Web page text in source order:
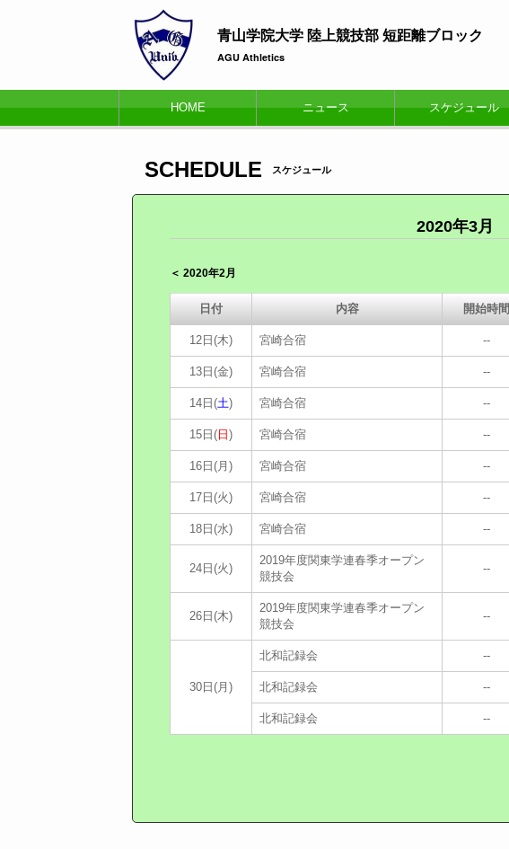
青山学院大学 陸上競技部 短距離ブロック
AGU Athletics
HOME ニュース スケジュール
SCHEDULE スケジュール
2020年3月
＜ 2020年2月
日付 内容 開始時間
12日(木) 宮崎合宿 --
13日(金) 宮崎合宿 --
14日(土) 宮崎合宿 --
15日( 日) 宮崎合宿 --
16日(月) 宮崎合宿 --
17日(火) 宮崎合宿 --
18日(水) 宮崎合宿 --
24日(火)
2019年度関東学連春季オープン
競技会
--
26日(木)
2019年度関東学連春季オープン
競技会
--
30日(月)
北和記録会 --
北和記録会 --
北和記録会 --